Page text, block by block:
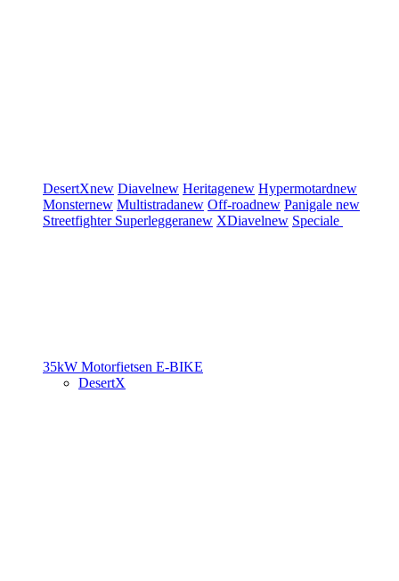
DesertXnew Diavelnew Heritagenew Hypermotardnew
Monsternew Multistradanew Off-roadnew Panigale new
Streetfighter Superleggeranew XDiavelnew Speciale
35kW Motorfietsen E-BIKE
DesertX